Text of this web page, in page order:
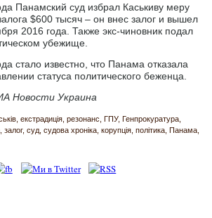
Панамский суд избрал Каськиву меру
$600 тысяч – он внес залог и вышел
2016 года. Также экс-чиновник подал
убежище.
стало известно, что Панама отказала
статуса политического беженца.
Новости Украина
екстрадиція резонанс ГПУ Генпрокуратура
залог суд судова хроніка корупція політика Панама